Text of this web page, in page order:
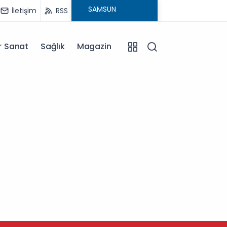
İletişim RSS
Sanat Sağlık Magazin